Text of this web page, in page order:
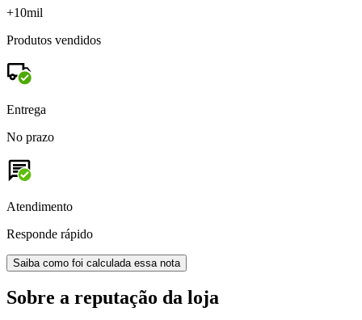
+10mil
Produtos vendidos
Entrega
No prazo
Atendimento
Responde rápido
Saiba como foi calculada essa nota
Sobre a reputação da loja